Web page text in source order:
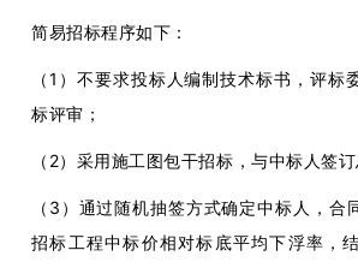
简易招标程序如下：
（1）不要求投标人编制技术标书，评标
标评审；
（2）采用施工图包干招标，与中标人签订
（3）通过随机抽签方式确定中标人，合
招标工程中标价相对标底平均下浮率，